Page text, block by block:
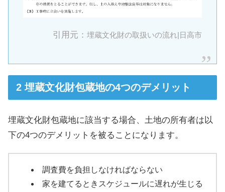
引用元：埋蔵文化財の取扱いの流れ|日高市
埋蔵文化財包蔵地の4つのデメリット
埋蔵文化財包蔵地に該当する場合、土地の所有者は以
下の4つのデメリットを被ることになります。
調査費を負担しなければならない
家を建てるときスケジュールに遅れが生じる